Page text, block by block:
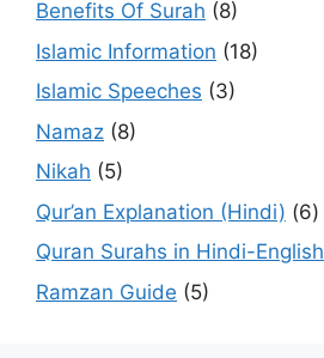
Benefits Of Surah (8)
Islamic Information (18)
Islamic Speeches (3)
Namaz (8)
Nikah (5)
Qur’an Explanation (Hindi) (6)
Quran Surahs in Hindi-English
Ramzan Guide (5)